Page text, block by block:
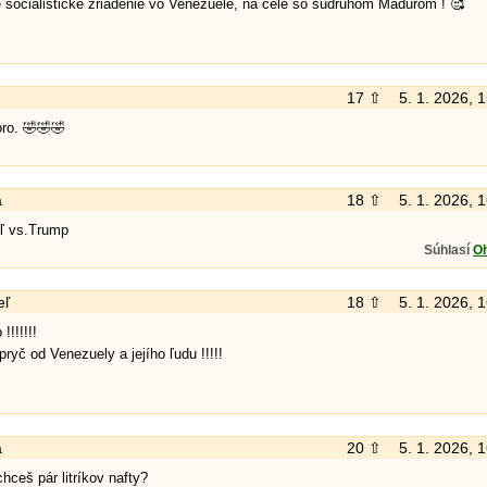
socialistické zriadenie vo Venezuele, na čele so súdruhom Madurom ! 🥰
17 ⇧ 5. 1. 2026,
🤣🤣🤣
18 ⇧ 5. 1. 2026,
vs.Trump
Súhlasí
18 ⇧ 5. 1. 2026,
!!!!!!!
od Venezuely a jejího ľudu !!!!!
20 ⇧ 5. 1. 2026,
pár litríkov nafty?